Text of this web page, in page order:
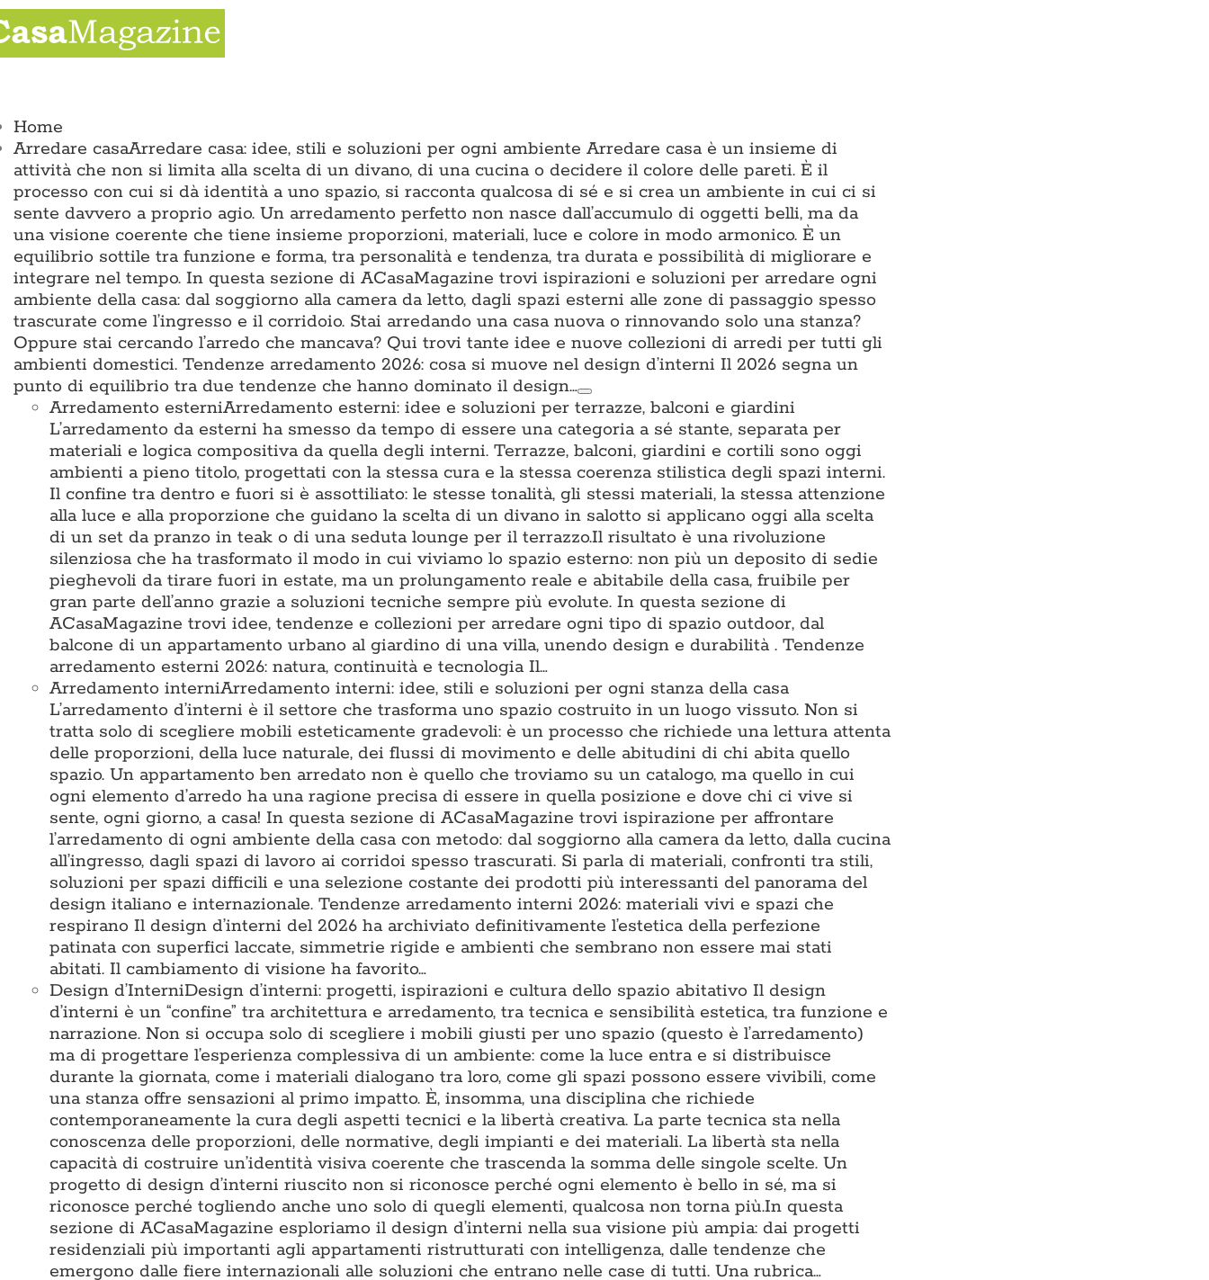
Salta
al
contenuto
Home
Arredare casaArredare casa: idee, stili e soluzioni per ogni ambiente Arredare casa è un insieme di
attività che non si limita alla scelta di un divano, di una cucina o decidere il colore delle pareti. È il
processo con cui si dà identità a uno spazio, si racconta qualcosa di sé e si crea un ambiente in cui ci si
sente davvero a proprio agio. Un arredamento perfetto non nasce dall’accumulo di oggetti belli, ma da
una visione coerente che tiene insieme proporzioni, materiali, luce e colore in modo armonico. È un
equilibrio sottile tra funzione e forma, tra personalità e tendenza, tra durata e possibilità di migliorare e
integrare nel tempo. In questa sezione di ACasaMagazine trovi ispirazioni e soluzioni per arredare ogni
ambiente della casa: dal soggiorno alla camera da letto, dagli spazi esterni alle zone di passaggio spesso
trascurate come l’ingresso e il corridoio. Stai arredando una casa nuova o rinnovando solo una stanza?
Oppure stai cercando l’arredo che mancava? Qui trovi tante idee e nuove collezioni di arredi per tutti gli
ambienti domestici. Tendenze arredamento 2026: cosa si muove nel design d’interni Il 2026 segna un
punto di equilibrio tra due tendenze che hanno dominato il design…
Arredamento esterniArredamento esterni: idee e soluzioni per terrazze, balconi e giardini
L’arredamento da esterni ha smesso da tempo di essere una categoria a sé stante, separata per
materiali e logica compositiva da quella degli interni. Terrazze, balconi, giardini e cortili sono oggi
ambienti a pieno titolo, progettati con la stessa cura e la stessa coerenza stilistica degli spazi interni.
Il confine tra dentro e fuori si è assottiliato: le stesse tonalità, gli stessi materiali, la stessa attenzione
alla luce e alla proporzione che guidano la scelta di un divano in salotto si applicano oggi alla scelta
di un set da pranzo in teak o di una seduta lounge per il terrazzo.Il risultato è una rivoluzione
silenziosa che ha trasformato il modo in cui viviamo lo spazio esterno: non più un deposito di sedie
pieghevoli da tirare fuori in estate, ma un prolungamento reale e abitabile della casa, fruibile per
gran parte dell’anno grazie a soluzioni tecniche sempre più evolute. In questa sezione di
ACasaMagazine trovi idee, tendenze e collezioni per arredare ogni tipo di spazio outdoor, dal
balcone di un appartamento urbano al giardino di una villa, unendo design e durabilità . Tendenze
arredamento esterni 2026: natura, continuità e tecnologia Il…
Arredamento interniArredamento interni: idee, stili e soluzioni per ogni stanza della casa
L’arredamento d’interni è il settore che trasforma uno spazio costruito in un luogo vissuto. Non si
tratta solo di scegliere mobili esteticamente gradevoli: è un processo che richiede una lettura attenta
delle proporzioni, della luce naturale, dei flussi di movimento e delle abitudini di chi abita quello
spazio. Un appartamento ben arredato non è quello che troviamo su un catalogo, ma quello in cui
ogni elemento d’arredo ha una ragione precisa di essere in quella posizione e dove chi ci vive si
sente, ogni giorno, a casa! In questa sezione di ACasaMagazine trovi ispirazione per affrontare
l’arredamento di ogni ambiente della casa con metodo: dal soggiorno alla camera da letto, dalla cucina
all’ingresso, dagli spazi di lavoro ai corridoi spesso trascurati. Si parla di materiali, confronti tra stili,
soluzioni per spazi difficili e una selezione costante dei prodotti più interessanti del panorama del
design italiano e internazionale. Tendenze arredamento interni 2026: materiali vivi e spazi che
respirano Il design d’interni del 2026 ha archiviato definitivamente l’estetica della perfezione
patinata con superfici laccate, simmetrie rigide e ambienti che sembrano non essere mai stati
abitati. Il cambiamento di visione ha favorito…
Design d’InterniDesign d’interni: progetti, ispirazioni e cultura dello spazio abitativo Il design
d’interni è un “confine” tra architettura e arredamento, tra tecnica e sensibilità estetica, tra funzione e
narrazione. Non si occupa solo di scegliere i mobili giusti per uno spazio (questo è l’arredamento)
ma di progettare l’esperienza complessiva di un ambiente: come la luce entra e si distribuisce
durante la giornata, come i materiali dialogano tra loro, come gli spazi possono essere vivibili, come
una stanza offre sensazioni al primo impatto. È, insomma, una disciplina che richiede
contemporaneamente la cura degli aspetti tecnici e la libertà creativa. La parte tecnica sta nella
conoscenza delle proporzioni, delle normative, degli impianti e dei materiali. La libertà sta nella
capacità di costruire un’identità visiva coerente che trascenda la somma delle singole scelte. Un
progetto di design d’interni riuscito non si riconosce perché ogni elemento è bello in sé, ma si
riconosce perché togliendo anche uno solo di quegli elementi, qualcosa non torna più.In questa
sezione di ACasaMagazine esploriamo il design d’interni nella sua visione più ampia: dai progetti
residenziali più importanti agli appartamenti ristrutturati con intelligenza, dalle tendenze che
emergono dalle fiere internazionali alle soluzioni che entrano nelle case di tutti. Una rubrica…